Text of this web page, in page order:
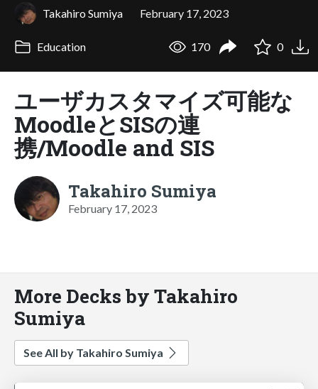
Takahiro Sumiya February 17, 2023
Education 170 0
ユーザカスタマイズ可能な
MoodleとSISの連
携/Moodle and SIS
Takahiro Sumiya
February 17, 2023
More Decks by Takahiro
Sumiya
See All by Takahiro Sumiya